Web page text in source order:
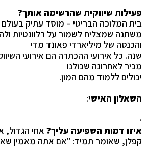
פעילות שיווקית שהרשימה אותך?
בית המלוכה הבריטי – מוסד עתיק בעולם
משתנה שמצליח לשמור על רלוונטיות
והכנסה של מיליארדי פאונד מדי
שנה. כל אירועי ההכתרה הם אירועי
מכיר לאחרונה שכולנו
יכולים ללמוד מהם המון.
השאלון האישי:
·
איזו דמות השפיעה עליך? אחי הגדול,
קפלן, שאומר תמיד: "אם אתה מאמין